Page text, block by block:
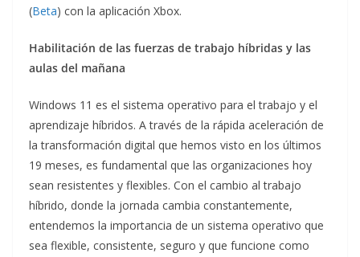
(Beta) con la aplicación Xbox.
Habilitación de las fuerzas de trabajo híbridas y las
aulas del mañana
Windows 11 es el sistema operativo para el trabajo y el
aprendizaje híbridos. A través de la rápida aceleración de
la transformación digital que hemos visto en los últimos
19 meses, es fundamental que las organizaciones hoy
sean resistentes y flexibles. Con el cambio al trabajo
híbrido, donde la jornada cambia constantemente,
entendemos la importancia de un sistema operativo que
sea flexible, consistente, seguro y que funcione como